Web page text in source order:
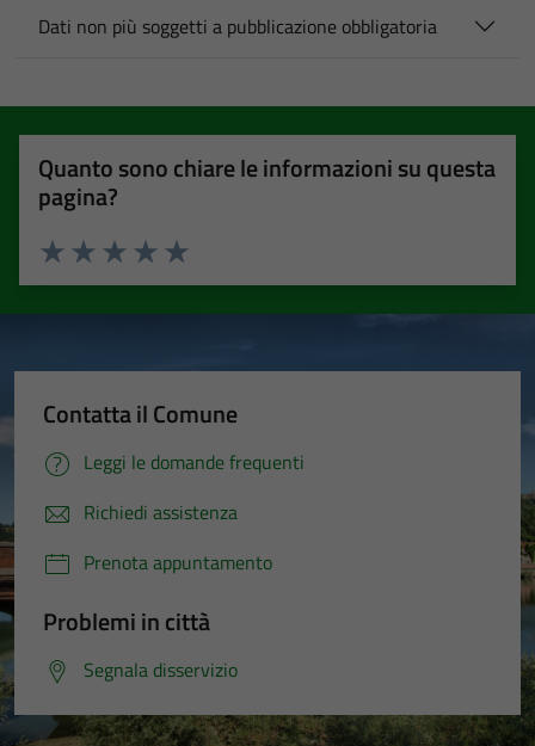
Dati non più soggetti a pubblicazione obbligatoria
Quanto sono chiare le informazioni su questa
pagina?
Valuta 5 stelle su 5
Valuta 4 stelle su 5
Valuta 3 stelle su 5
Valuta 2 stelle su 5
Valuta 1 stelle su 5
Contatta il Comune
Leggi le domande frequenti
Richiedi assistenza
Prenota appuntamento
Problemi in città
Segnala disservizio